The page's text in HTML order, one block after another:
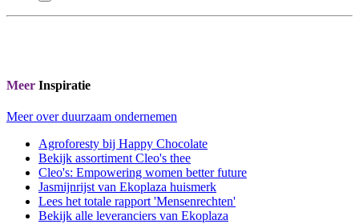
Meer Inspiratie
Meer over duurzaam ondernemen
Agroforesty bij Happy Chocolate
Bekijk assortiment Cleo's thee
Cleo's: Empowering women better future
Jasmijnrijst van Ekoplaza huismerk
Lees het totale rapport 'Mensenrechten'
Bekijk alle leveranciers van Ekoplaza